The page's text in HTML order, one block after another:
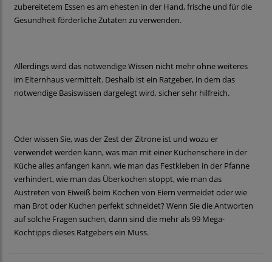
zubereitetem Essen es am ehesten in der Hand, frische und für die
Gesundheit förderliche Zutaten zu verwenden.
Allerdings wird das notwendige Wissen nicht mehr ohne weiteres
im Elternhaus vermittelt. Deshalb ist ein Ratgeber, in dem das
notwendige Basiswissen dargelegt wird, sicher sehr hilfreich.
Oder wissen Sie, was der Zest der Zitrone ist und wozu er
verwendet werden kann, was man mit einer Küchenschere in der
Küche alles anfangen kann, wie man das Festkleben in der Pfanne
verhindert, wie man das Überkochen stoppt, wie man das
Austreten von Eiweiß beim Kochen von Eiern vermeidet oder wie
man Brot oder Kuchen perfekt schneidet? Wenn Sie die Antworten
auf solche Fragen suchen, dann sind die mehr als 99 Mega-
Kochtipps dieses Ratgebers ein Muss.